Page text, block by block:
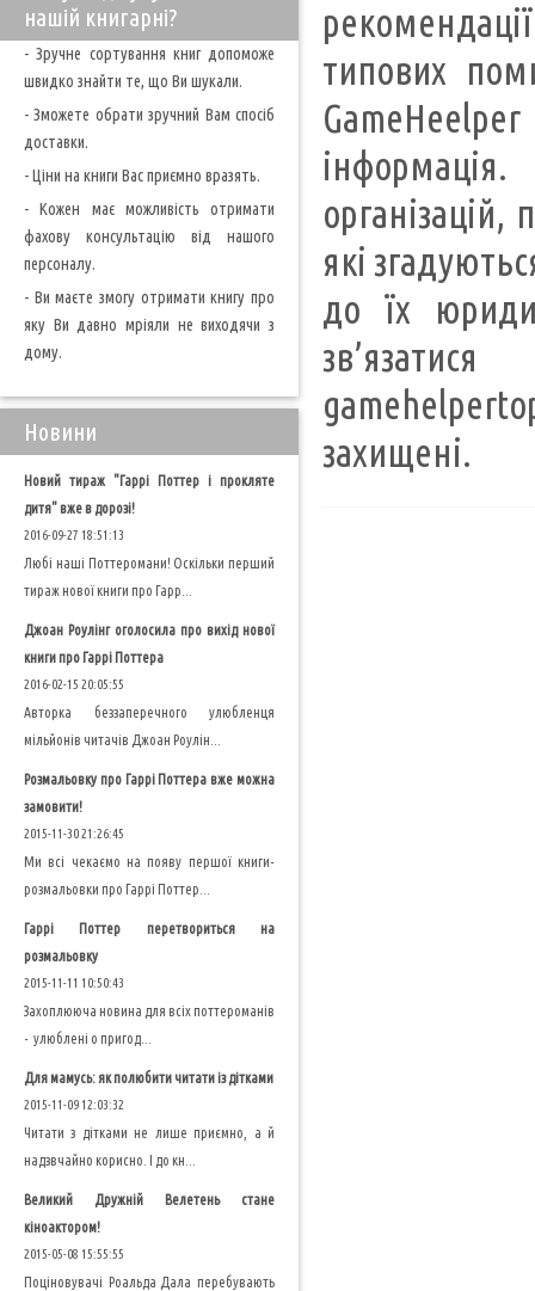
типових
які
до їх
захищені.
нашій книгарні?
- Зручне сортування книг допоможе
швидко знайти те, що Ви шукали.
- Зможете обрати зручний Вам спосіб
доставки.
- Ціни на книги Вас приємно вразять.
- Кожен має можливість отримати
фахову консультацію від нашого
персоналу.
- Ви маєте змогу отримати книгу про
яку Ви давно мріяли не виходячи з
дому.
Новини
Новий тираж "Гаррі Поттер і прокляте
дитя" вже в дорозі!
2016-09-27 18:51:13
Любі наші Поттеромани! Оскільки перший
тираж нової книги про Гарр...
Джоан Роулінг оголосила про вихід нової
книги про Гаррі Поттера
2016-02-15 20:05:55
Авторка беззаперечного улюбленця
мільйонів читачів Джоан Роулін...
Розмальовку про Гаррі Поттера вже можна
замовити!
2015-11-30 21:26:45
Ми всі чекаємо на появу першої книги-
розмальовки про Гаррі Поттер...
Гаррі Поттер перетвориться на
розмальовку
2015-11-11 10:50:43
Захоплююча новина для всіх поттероманів
- улюблені о пригод...
Для мамусь: як полюбити читати із дітками
2015-11-09 12:03:32
Читати з дітками не лише приємно, а й
надзвчайно корисно. І до кн...
Великий Дружній Велетень стане
кіноактором!
2015-05-08 15:55:55
Поціновувачі Роальда Дала перебувають